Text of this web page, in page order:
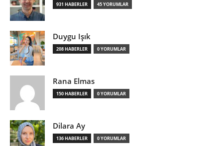
931 HABERLER 45 YORUMLAR
Duygu Işık
208 HABERLER 0 YORUMLAR
Rana Elmas
150 HABERLER 0 YORUMLAR
Dilara Ay
136 HABERLER 0 YORUMLAR